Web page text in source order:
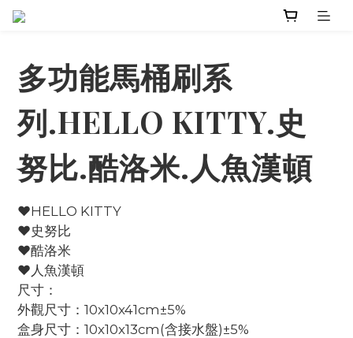
多功能馬桶刷系
列.HELLO KITTY.史
努比.酷洛米.人魚漢頓
♥HELLO KITTY
♥史努比
♥酷洛米
♥人魚漢頓
尺寸：
外觀尺寸：10x10x41cm±5%
盒身尺寸：10x10x13cm(含接水盤)±5%